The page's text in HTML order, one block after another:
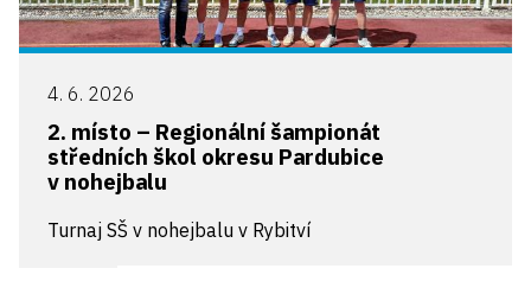
4. 6. 2026
2. místo – Regionální šampionát
středních škol okresu Pardubice
v nohejbalu
Turnaj SŠ v nohejbalu v Rybitví